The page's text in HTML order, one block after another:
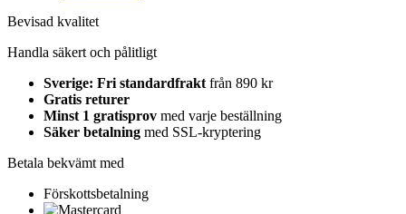
Bevisad kvalitet
Handla säkert och pålitligt
Sverige: Fri standardfrakt från 890 kr
Gratis returer
Minst 1 gratisprov med varje beställning
Säker betalning med SSL-kryptering
Betala bekvämt med
Förskottsbetalning